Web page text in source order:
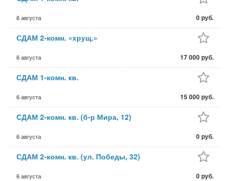
6 августа 0 руб.
СДАМ 2-комн. «хрущ.»
6 августа 17 000 руб.
СДАМ 1-комн. кв.
6 августа 15 000 руб.
СДАМ 2-комн. кв. (б-р Мира, 12)
6 августа 0 руб.
СДАМ 2-комн. кв. (ул. Победы, 32)
6 августа 0 руб.